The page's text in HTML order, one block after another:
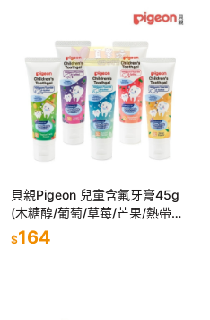
貝親Pigeon 兒童含氟牙膏45g
(木糖醇/葡萄/草莓/芒果/熱帶水
果) - 兒童牙膏/防蛀牙膏
$164